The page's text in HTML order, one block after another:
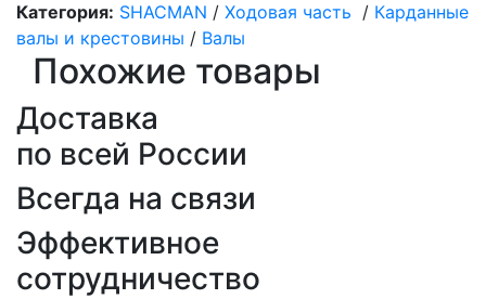
Категория: SHACMAN / Ходовая часть / Карданные
валы и крестовины / Валы
Похожие товары
Доставка
по всей России
Всегда на связи
Эффективное
сотрудничество